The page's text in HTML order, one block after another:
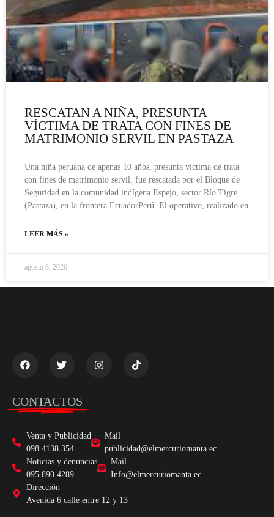
RESCATAN A NIÑA, PRESUNTA
VÍCTIMA DE TRATA CON FINES DE
MATRIMONIO SERVIL EN PASTAZA
Una niña peruana de apenas 10 años, presunta víctima de trata
con fines de matrimonio servil, fue rescatada por el Bloque de
Seguridad en la comunidad indígena Espejo, sector Río Tigre
(Pastaza), en la frontera EcuadorPerú. El operativo, realizado en
LEER MÁS »
agosto 8, 2026
CONTACTOS
Venta y Publicidad
098 4138 354
Mail
publicidad@elmercuriomanta.ec
Noticias y denuncias
095 890 4289
Mail
Info@elmercuriomanta.ec
Dirección
Avenida 6 calle entre 12 y 13